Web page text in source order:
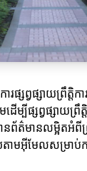
សព្វផ្សាយព្រឹត្តិក
ើម្បីផ្សព្វផ្សាយព្រឹ
នព័ត៌មានលម្អិតអំពី
យតាមអ៊ីមែលសម្រា